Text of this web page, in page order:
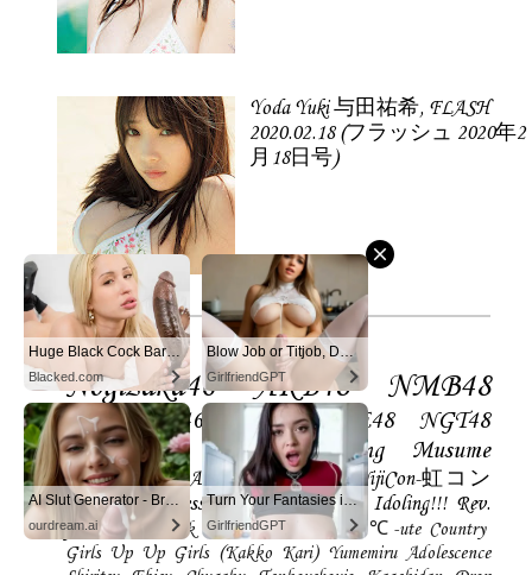
Huge Black Cock Barely Fits In Her Tight Pussy!
Blacked.com
Blow Job or Titjob, Deepthroat or Spreading Pussy
GirlfriendGPT
AI Slut Generator - Bring your Fantasies to life 🔥
ourdream.ai
Turn Your Fantasies into Reality
GirlfriendGPT
Yoda Yuki 与田祐希, FLASH
2020.02.18 (フラッシュ 2020年2
月18日号)
Idol
Nogizaka46 AKB48 NMB48
Keyakizaka46 HKT48 SKE48
NGT48
SUPER☆GiRLS
Morning Musume
Dempagumi.inc Angerme Juice=Juice NijiCon-虹コン
Houkago Princess Magical Punchline Idoling!!! Rev.
from DVL
Link STAR`s LADYBABY ℃-ute Country
Girls Up Up Girls (Kakko Kari) Yumemiru Adolescence